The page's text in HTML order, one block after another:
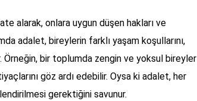
alarak, onlara uygun düşen hakları ve
adalet, bireylerin farklı yaşam koşullarını,
Örneğin, bir toplumda zengin ve yoksul bireyler
göz ardı edebilir. Oysa ki adalet, her
gerektiğini savunur.